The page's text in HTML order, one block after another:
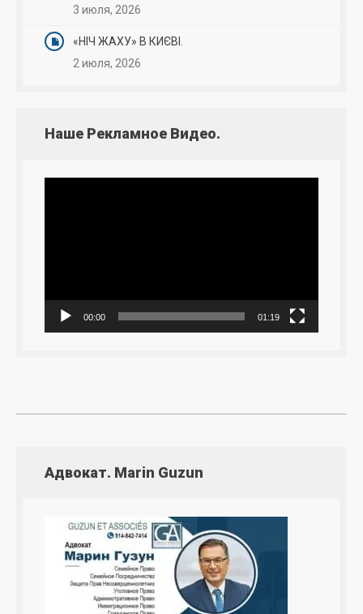
3 июля, 2026
«НІЧ ЖАХУ» В КИЄВІ.
2 июля, 2026
Наше Рекламное Видео.
00:00 01:19
Адвокат. Marin Guzun